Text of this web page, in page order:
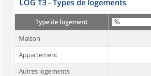
LOG T3 - Types de logements
Type de logement
Maison
Appartement
Autres logements